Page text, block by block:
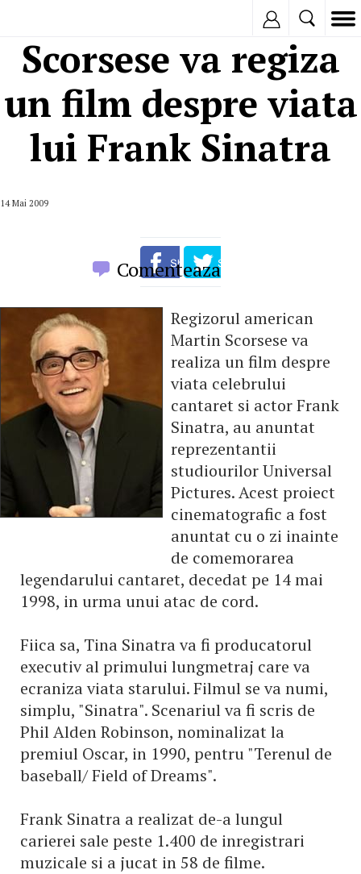
Scorsese va regiza
un film despre viata
lui Frank Sinatra
14 Mai 2009
Comenteaza
Regizorul american
Martin Scorsese va
realiza un film despre
viata celebrului
cantaret si actor Frank
Sinatra, au anuntat
reprezentantii
studiourilor Universal
Pictures. Acest proiect
cinematografic a fost
anuntat cu o zi inainte
de comemorarea
legendarului cantaret, decedat pe 14 mai
1998, in urma unui atac de cord.
Fiica sa, Tina Sinatra va fi producatorul
executiv al primului lungmetraj care va
ecraniza viata starului. Filmul se va numi,
simplu, "Sinatra". Scenariul va fi scris de
Phil Alden Robinson, nominalizat la
premiul Oscar, in 1990, pentru "Terenul de
baseball/ Field of Dreams".
Frank Sinatra a realizat de-a lungul
carierei sale peste 1.400 de inregistrari
muzicale si a jucat in 58 de filme.